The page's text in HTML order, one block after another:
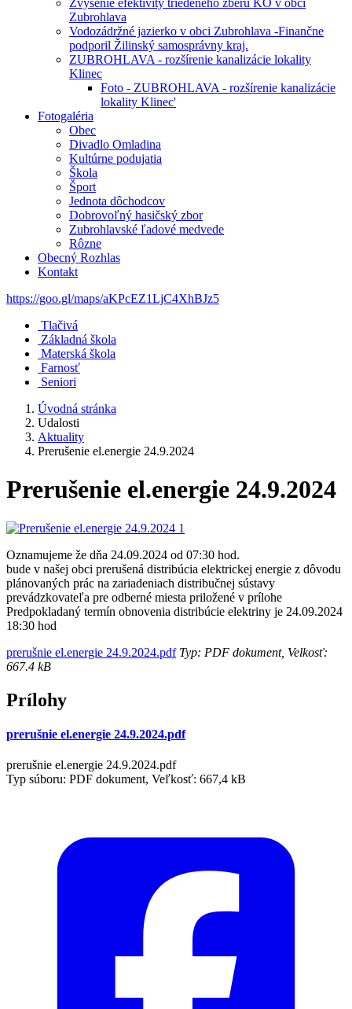
Zvýšenie efektivity triedeného zberu KO v obci
Zubrohlava
Vodozádržné jazierko v obci Zubrohlava -Finančne
podporil Žilinský samosprávny kraj.
ZUBROHLAVA - rozšírenie kanalizácie lokality
Klinec
Foto - ZUBROHLAVA - rozšírenie kanalizácie
lokality Klinec'
Fotogaléria
Obec
Divadlo Omladina
Kultúrne podujatia
Škola
Šport
Jednota dôchodcov
Dobrovoľný hasičský zbor
Zubrohlavské ľadové medvede
Rôzne
Obecný Rozhlas
Kontakt
https://goo.gl/maps/aKPcEZ1LjC4XhBJz5
Tlačivá
Základná škola
Materská škola
Farnosť
Seniori
Úvodná stránka
Udalosti
Aktuality
Prerušenie el.energie 24.9.2024
Prerušenie el.energie 24.9.2024
Oznamujeme že dňa 24.09.2024 od 07:30 hod.
bude v našej obci prerušená distribúcia elektrickej energie z dôvodu
plánovaných prác na zariadeniach distribučnej sústavy
prevádzkovateľa pre odberné miesta priložené v prílohe
Predpokladaný termín obnovenia distribúcie elektriny je 24.09.2024
18:30 hod
prerušnie el.energie 24.9.2024.pdfTyp: PDF dokument, Velkosť:
667.4 kB
Prílohy
prerušnie el.energie 24.9.2024.pdf
prerušnie el.energie 24.9.2024.pdf
Typ súboru: PDF dokument, Veľkosť: 667,4 kB